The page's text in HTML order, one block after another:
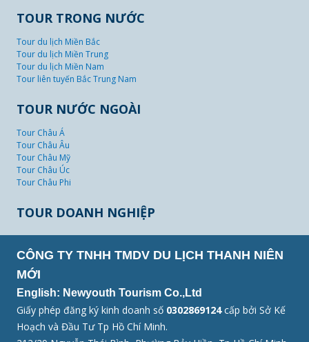
TOUR TRONG NƯỚC
Tour du lịch Miền Bắc
Tour du lịch Miền Trung
Tour du lịch Miền Nam
Tour liên tuyến Bắc Trung Nam
TOUR NƯỚC NGOÀI
Tour Châu Á
Tour Châu Âu
Tour Châu Mỹ
Tour Châu Úc
Tour Châu Phi
TOUR DOANH NGHIỆP
CÔNG TY TNHH TMDV DU LỊCH THANH NIÊN
MỚI
English: Newyouth Tourism Co.,Ltd
Giấy phép đăng ký kinh doanh số 0302869124cấp bởi Sở Kế
Hoạch và Đầu Tư Tp Hồ Chí Minh.